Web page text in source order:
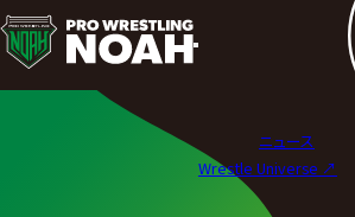
ニ
ュ
ニュース
Wrestle Universe ↗︎